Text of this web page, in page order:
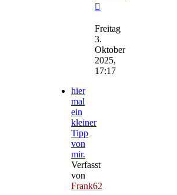
Beitrag
Freitag
3.
Oktober
2025,
17:17
hier
mal
ein
kleiner
Tipp
von
mir.
Verfasst
von
Frank62